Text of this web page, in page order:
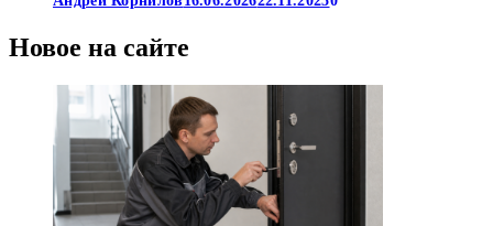
Новое на сайте